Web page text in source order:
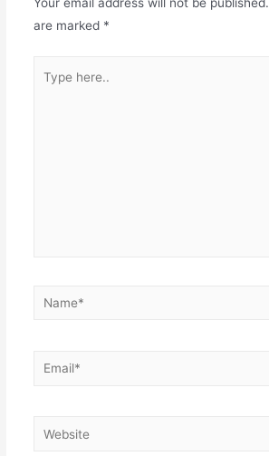
are marked *
here..
Name*
Email*
Website